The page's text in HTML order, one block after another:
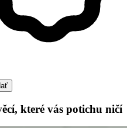
které vás potichu ničí